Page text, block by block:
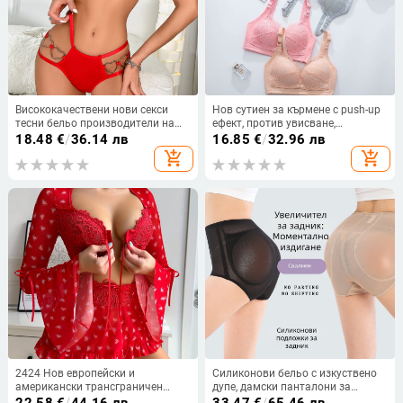
Висококачествени нови секси
тесни бельо производители на
едро доставка трансгранична
18.48 €/36.14 лв
add_shopping_cart
Нов сутиен за кърмене с push-up
ефект, против увисване,
специален сутиен за бременност
и кърмене, от чист памук, тънък
сутиен
16.85 €/32.96 лв
add_shopping_cart
2424 Нов европейски и
американски трансграничен
секси бельо с къса пола и сутиен
Силиконови бельо с изкуствено
дупе, дамски панталони за
повдигане на ханша, секси